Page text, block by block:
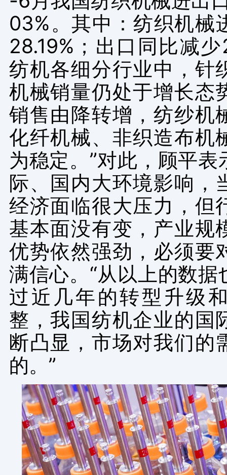
03%。其中：纺织机械
28.19% ；出口同比减少
纺机各细分行业中，针
机械销量仍处于增长态
销售由降转增，纺纱机
化纤机械、非织造布机
为稳定。”对此，顾平表
际、国内大环境影响，
经济面临很大压力，但
基本面没有变，产业规
优势依然强劲，必须要
满信心。“从以上的数据
过近几年的转型升级
整，我国纺机企业的国
断凸显，市场对我们的
的。”